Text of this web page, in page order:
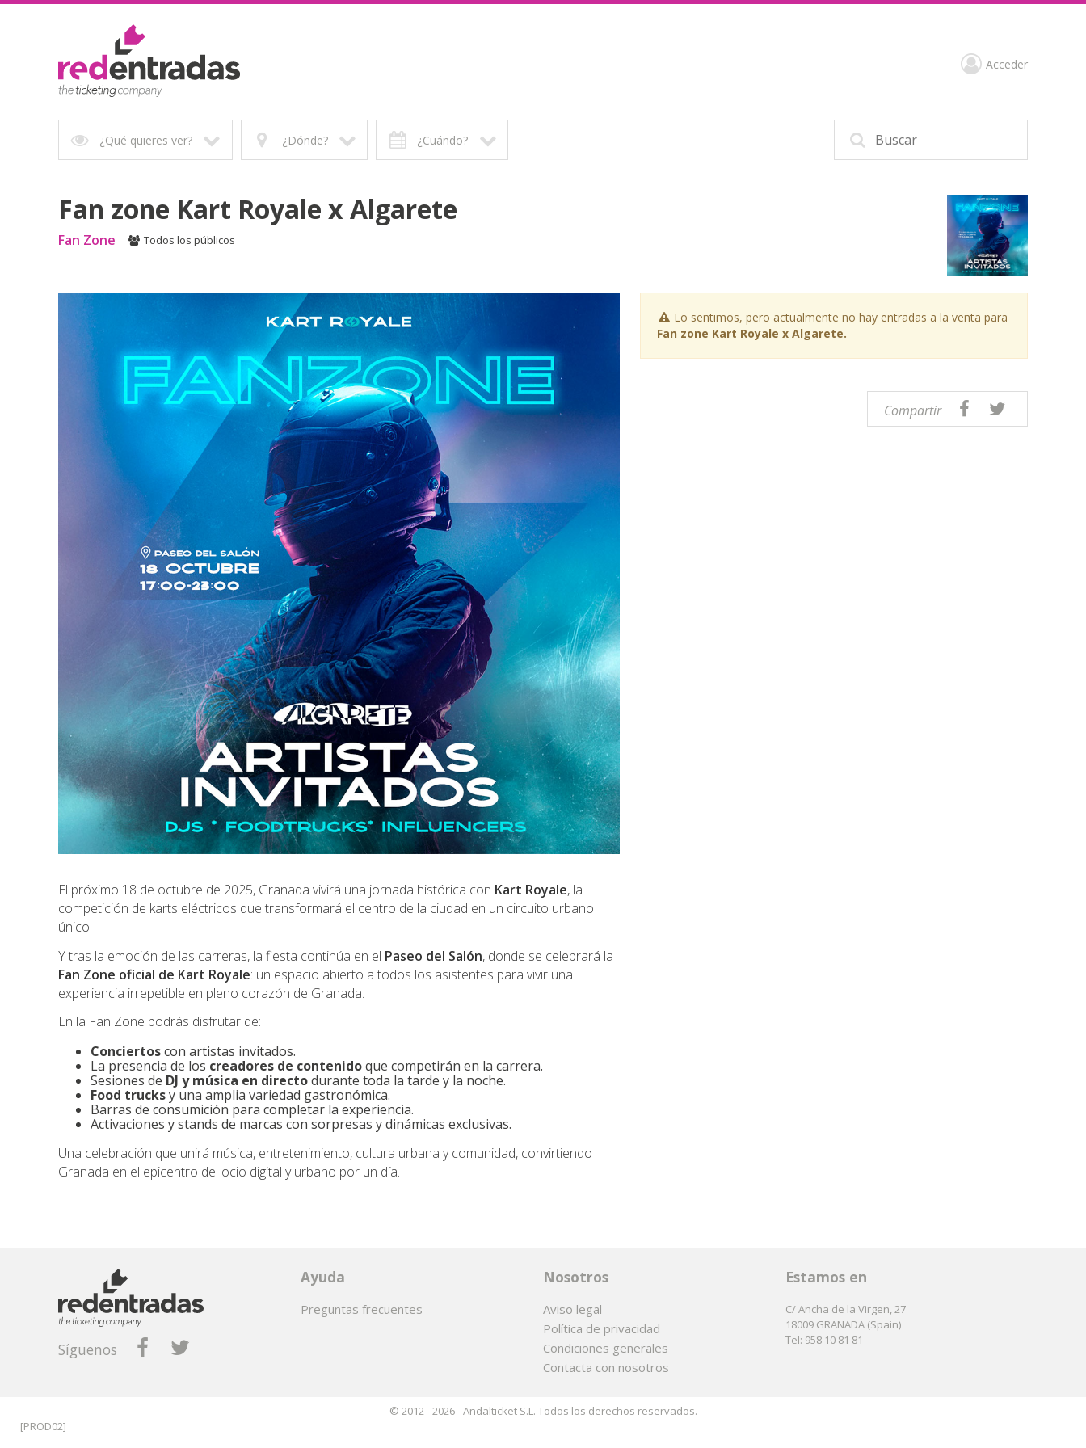
Acceder
¿Qué quieres ver? ¿Dónde? ¿Cuándo?
Fan zone Kart Royale x Algarete
Fan Zone Todos los públicos
El próximo 18 de octubre de 2025, Granada vivirá una jornada histórica con Kart Royale, la
competición de karts eléctricos que transformará el centro de la ciudad en un circuito urbano
único.
Y tras la emoción de las carreras, la fiesta continúa en el Paseo del Salón, donde se celebrará la
Fan Zone oficial de Kart Royale: un espacio abierto a todos los asistentes para vivir una
experiencia irrepetible en pleno corazón de Granada.
En la Fan Zone podrás disfrutar de:
Conciertoscon artistas invitados.
La presencia de los creadores de contenidoque competirán en la carrera.
Sesiones de DJ y música en directodurante toda la tarde y la noche.
Food trucksy una amplia variedad gastronómica.
Barras de consumición para completar la experiencia.
Activaciones y stands de marcas con sorpresas y dinámicas exclusivas.
Una celebración que unirá música, entretenimiento, cultura urbana y comunidad, convirtiendo
Granada en el epicentro del ocio digital y urbano por un día.
Lo sentimos, pero actualmente no hay entradas a la venta para
Fan zone Kart Royale x Algarete.
Compartir
Síguenos
Ayuda
Preguntas frecuentes
Nosotros
Aviso legal
Política de privacidad
Condiciones generales
Contacta con nosotros
Estamos en
C/ Ancha de la Virgen, 27
18009 GRANADA (Spain)
Tel: 958 10 81 81
© 2012 - 2026 - Andalticket S.L. Todos los derechos reservados.
[PROD02]